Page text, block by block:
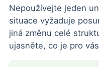
Nepoužívejte jeden
situace vyžaduje
jiná změnu celé
ujasněte, co je pro